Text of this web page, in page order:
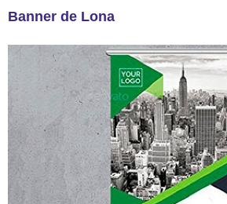
Banner de Lona